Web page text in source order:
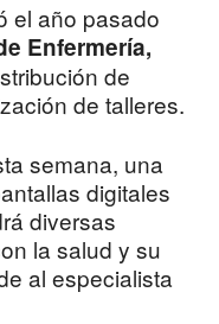
el año pasado
Enfermería,
de
de talleres.
semana, una
digitales
diversas
la salud y su
al especialista